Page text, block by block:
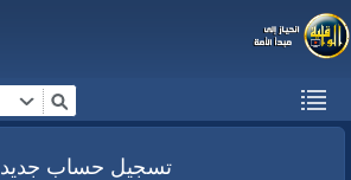
تسجيل حساب جديد